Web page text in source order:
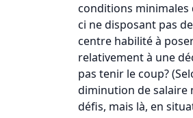
conditions minimales
ci ne disposant pas
centre habilité à
relativement à une
pas tenir le coup?
diminution de salaire
défis, mais là, en